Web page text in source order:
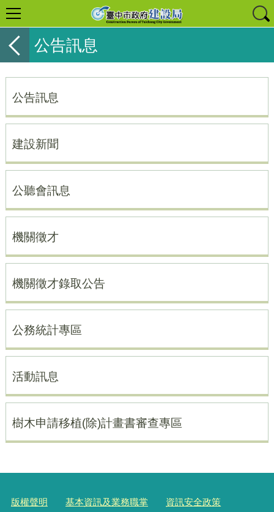
公告訊息
公告訊息
建設新聞
公聽會訊息
機關徵才
機關徵才錄取公告
公務統計專區
活動訊息
樹木申請移植(除)計畫書審查專區
版權聲明 基本資訊及業務職掌 資訊安全政策